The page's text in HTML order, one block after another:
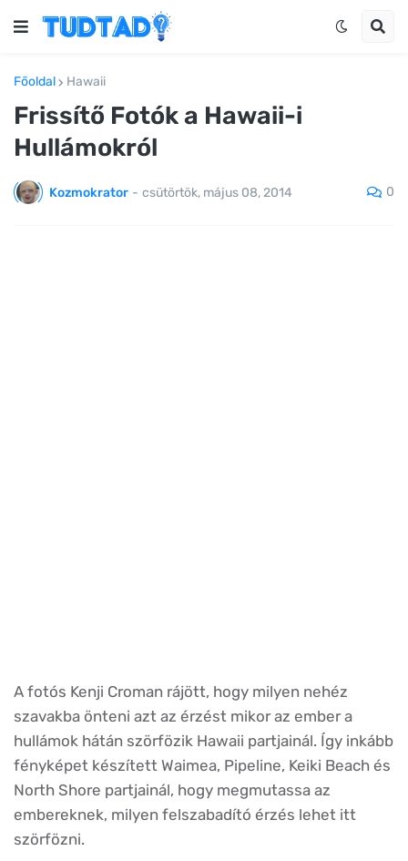
Főoldal Hawaii
Frissítő Fotók a Hawaii-i
Hullámokról
Kozmokrator - csütörtök, május 08, 2014 0
A fotós Kenji Croman rájött, hogy milyen nehéz
szavakba önteni azt az érzést mikor az ember a
hullámok hátán szörfözik Hawaii partjainál. Így inkább
fényképet készített Waimea, Pipeline, Keiki Beach és
North Shore partjainál, hogy megmutassa az
embereknek, milyen felszabadító érzés lehet itt
szörfözni.